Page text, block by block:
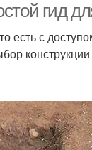
гид
есть с